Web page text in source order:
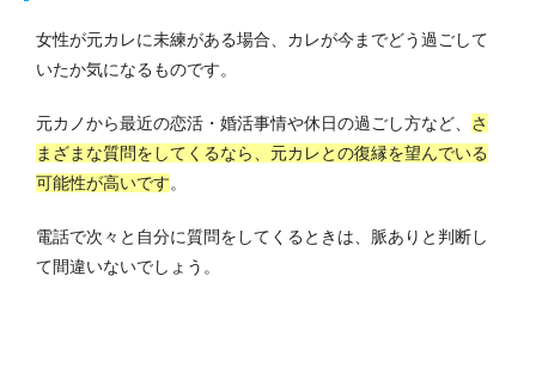
女性が元カレに未練がある場合、カレが今までどう過ごして
いたか気になるものです。
元カノから最近の恋活・婚活事情や休日の過ごし方など、 さ
まざまな質問をしてくるなら、元カレとの復縁を望んでいる
可能性が高いです。
電話で次々と自分に質問をしてくるときは、脈ありと判断し
て間違いないでしょう。